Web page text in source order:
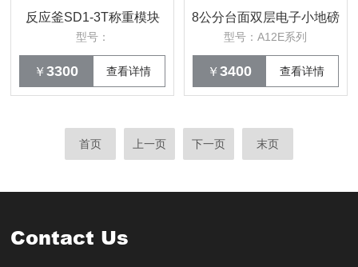
反应釜SD1-3T称重模块
型号：
￥3300 查看详情
8公分台面双层电子小地磅
型号：A12E系列
￥3400 查看详情
首页 上一页 下一页 末页
Contact Us